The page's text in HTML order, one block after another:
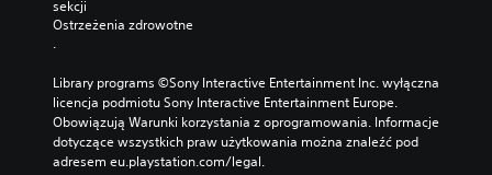
sekcji
Ostrzeżenia zdrowotne
.
Library programs ©Sony Interactive Entertainment Inc. wyłączna
licencja podmiotu Sony Interactive Entertainment Europe.
Obowiązują Warunki korzystania z oprogramowania. Informacje
dotyczące wszystkich praw użytkowania można znaleźć pod
adresem eu.playstation.com/legal.